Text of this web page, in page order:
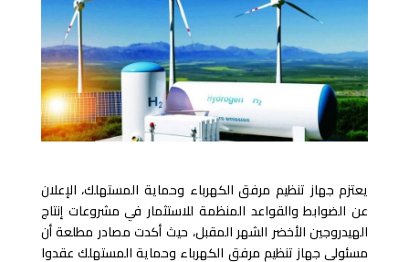
يعتزم جهاز تنظيم مرفق الكهرباء وحماية المستهلك، الإعلان
عن الضوابط والقواعد المنظمة للاستثمار في مشروعات إنتاج
الهيدروجين الأخضر الشهر المقبل، حيث أكدت مصادر مطلعة أن
مسئولي جهاز تنظيم مرفق الكهرباء وحماية المستهلك عقدوا